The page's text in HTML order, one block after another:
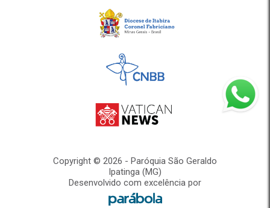
Copyright © 2026 - Paróquia São Geraldo
Ipatinga (MG)
Desenvolvido com excelência por